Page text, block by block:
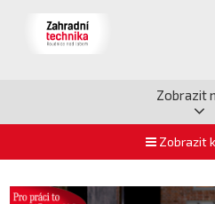
Zobrazit
Zobrazit